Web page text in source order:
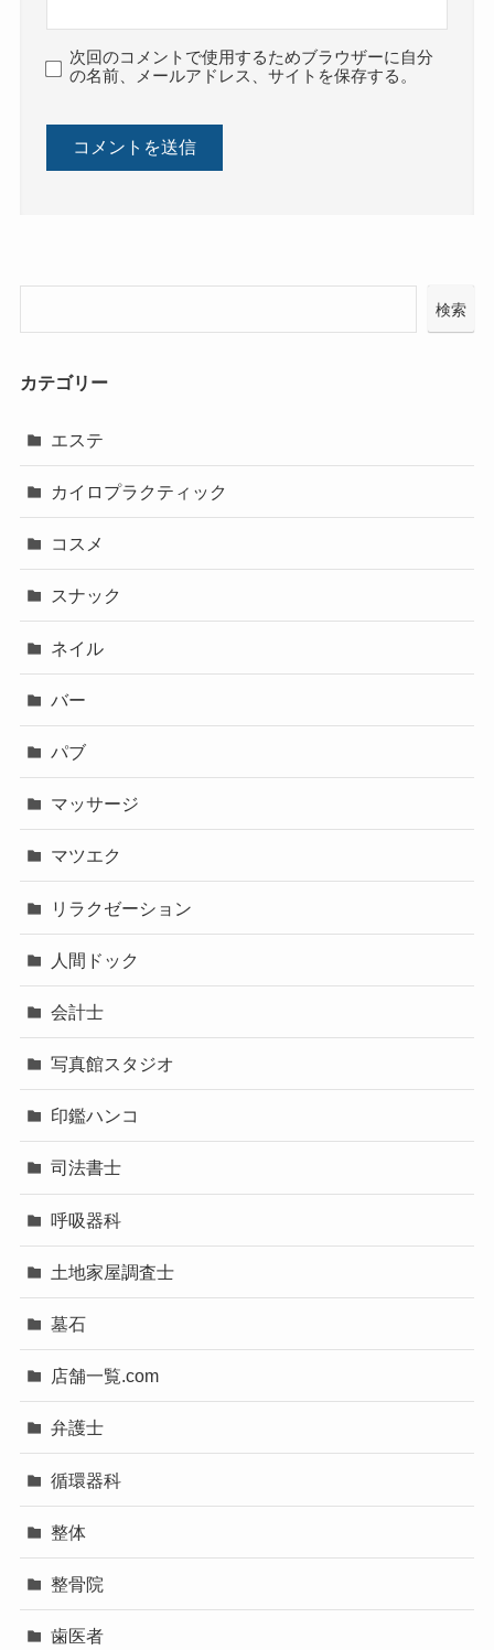
次回のコメントで使用するためブラウザーに自分
の名前、メールアドレス、サイトを保存する。
検索
カテゴリー
エステ
カイロプラクティック
コスメ
スナック
ネイル
バー
パブ
マッサージ
マツエク
リラクゼーション
人間ドック
会計士
写真館スタジオ
印鑑ハンコ
司法書士
呼吸器科
土地家屋調査士
墓石
店舗一覧.com
弁護士
循環器科
整体
整骨院
歯医者